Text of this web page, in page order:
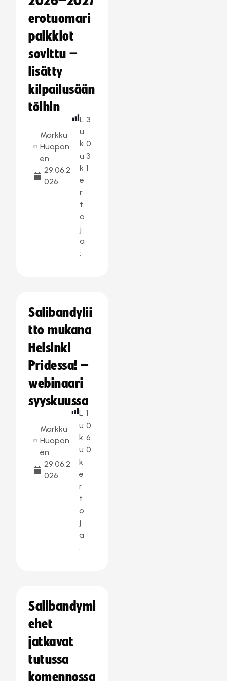
erotuomari
palkkiot
sovittu –
lisätty
kilpailusään
töihin
Markku
Huopon
en
29.06.2
026
L
u
k
u
k
e
r
t
o
j
a
:
3
0
3
1
Salibandylii
tto mukana
Helsinki
Pridessa! –
webinaari
syyskuussa
Markku
Huopon
en
29.06.2
026
L
u
k
u
k
e
r
t
o
j
a
:
1
0
6
0
Salibandymi
ehet
jatkavat
tutussa
komennossa